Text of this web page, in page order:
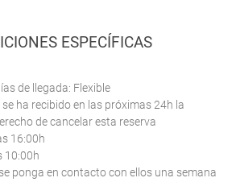
ESPECÍFICAS
de llegada: Flexible
ha recibido en las próximas 24h la
de cancelar esta reserva
16:00h
10:00h
ponga en contacto con ellos una semana